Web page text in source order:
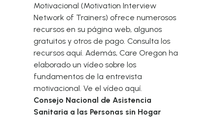
Motivacional (Motivation Interview
Network of Trainers) ofrece numerosos
recursos en su página web, algunos
gratuitos y otros de pago. Consulta los
recursos aquí. Además, Care Oregon ha
elaborado un vídeo sobre los
fundamentos de la entrevista
motivacional. Ve el vídeo aquí.
Consejo Nacional de Asistencia
Sanitaria a las Personas sin Hogar